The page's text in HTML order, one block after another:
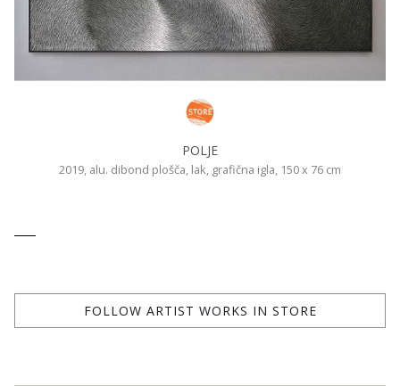
POLJE
2019, alu. dibond plošča, lak, grafična igla, 150 x 76 cm
FOLLOW ARTIST WORKS IN STORE